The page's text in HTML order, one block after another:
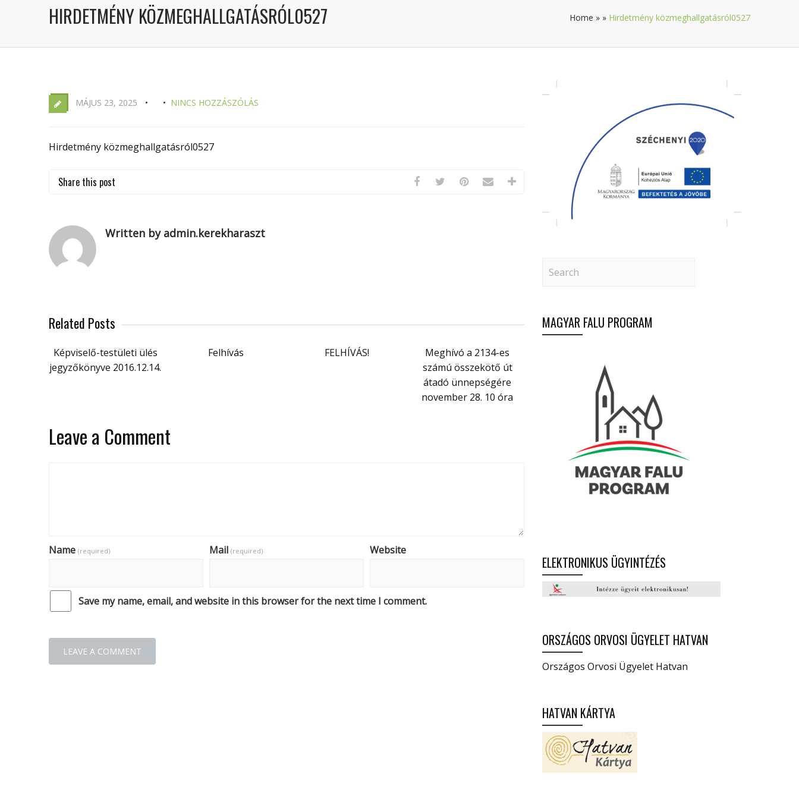
HIRDETMÉNY KÖZMEGHALLGATÁSRÓL0527 Home » » Hirdetmény közmeghallgatásról0527
MÁJUS 23, 2025 NINCS HOZZÁSZÓLÁS
Hirdetmény közmeghallgatásról0527
Share this post
Written by admin.kerekharaszt
Related Posts
Képviselő-testületi ülés
jegyzőkönyve 2016.12.14.
Felhívás FELHÍVÁS!
Meghívó a 2134-es
számú összekötő út
átadó ünnepségére
november 28. 10 óra
Leave a Comment
Name (required) Mail (required) Website
Save my name, email, and website in this browser for the next time I comment.
MAGYAR FALU PROGRAM
ELEKTRONIKUS ÜGYINTÉZÉS
ORSZÁGOS ORVOSI ÜGYELET HATVAN
Országos Orvosi Ügyelet Hatvan
HATVAN KÁRTYA